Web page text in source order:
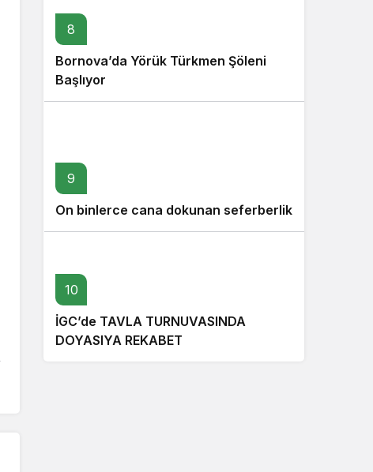
8
Bornova’da Yörük Türkmen Şöleni
Başlıyor
9
On binlerce cana dokunan seferberlik
10
İGC’de TAVLA TURNUVASINDA
DOYASIYA REKABET